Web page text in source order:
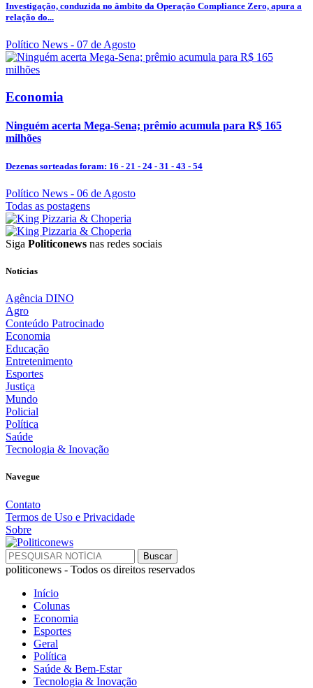
Investigação, conduzida no âmbito da Operação Compliance Zero, apura a
relação do...
Político News - 07 de Agosto
Economia
Ninguém acerta Mega-Sena; prêmio acumula para R$ 165
milhões
Dezenas sorteadas foram: 16 - 21 - 24 - 31 - 43 - 54
Político News - 06 de Agosto
Todas as postagens
Siga Politiconews nas redes sociais
Notícias
Agência DINO
Agro
Conteúdo Patrocinado
Economia
Educação
Entretenimento
Esportes
Justiça
Mundo
Policial
Política
Saúde
Tecnologia & Inovação
Navegue
Contato
Termos de Uso e Privacidade
Sobre
politiconews - Todos os direitos reservados
Início
Colunas
Economia
Esportes
Geral
Política
Saúde & Bem-Estar
Tecnologia & Inovação